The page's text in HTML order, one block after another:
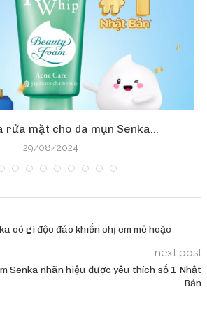
rửa mặt cho da mụn Senka...
29/08/2024
có gì độc đáo khiến chị em mê hoặc
next post
Senka nhãn hiệu được yêu thích số 1 Nhật
Bản